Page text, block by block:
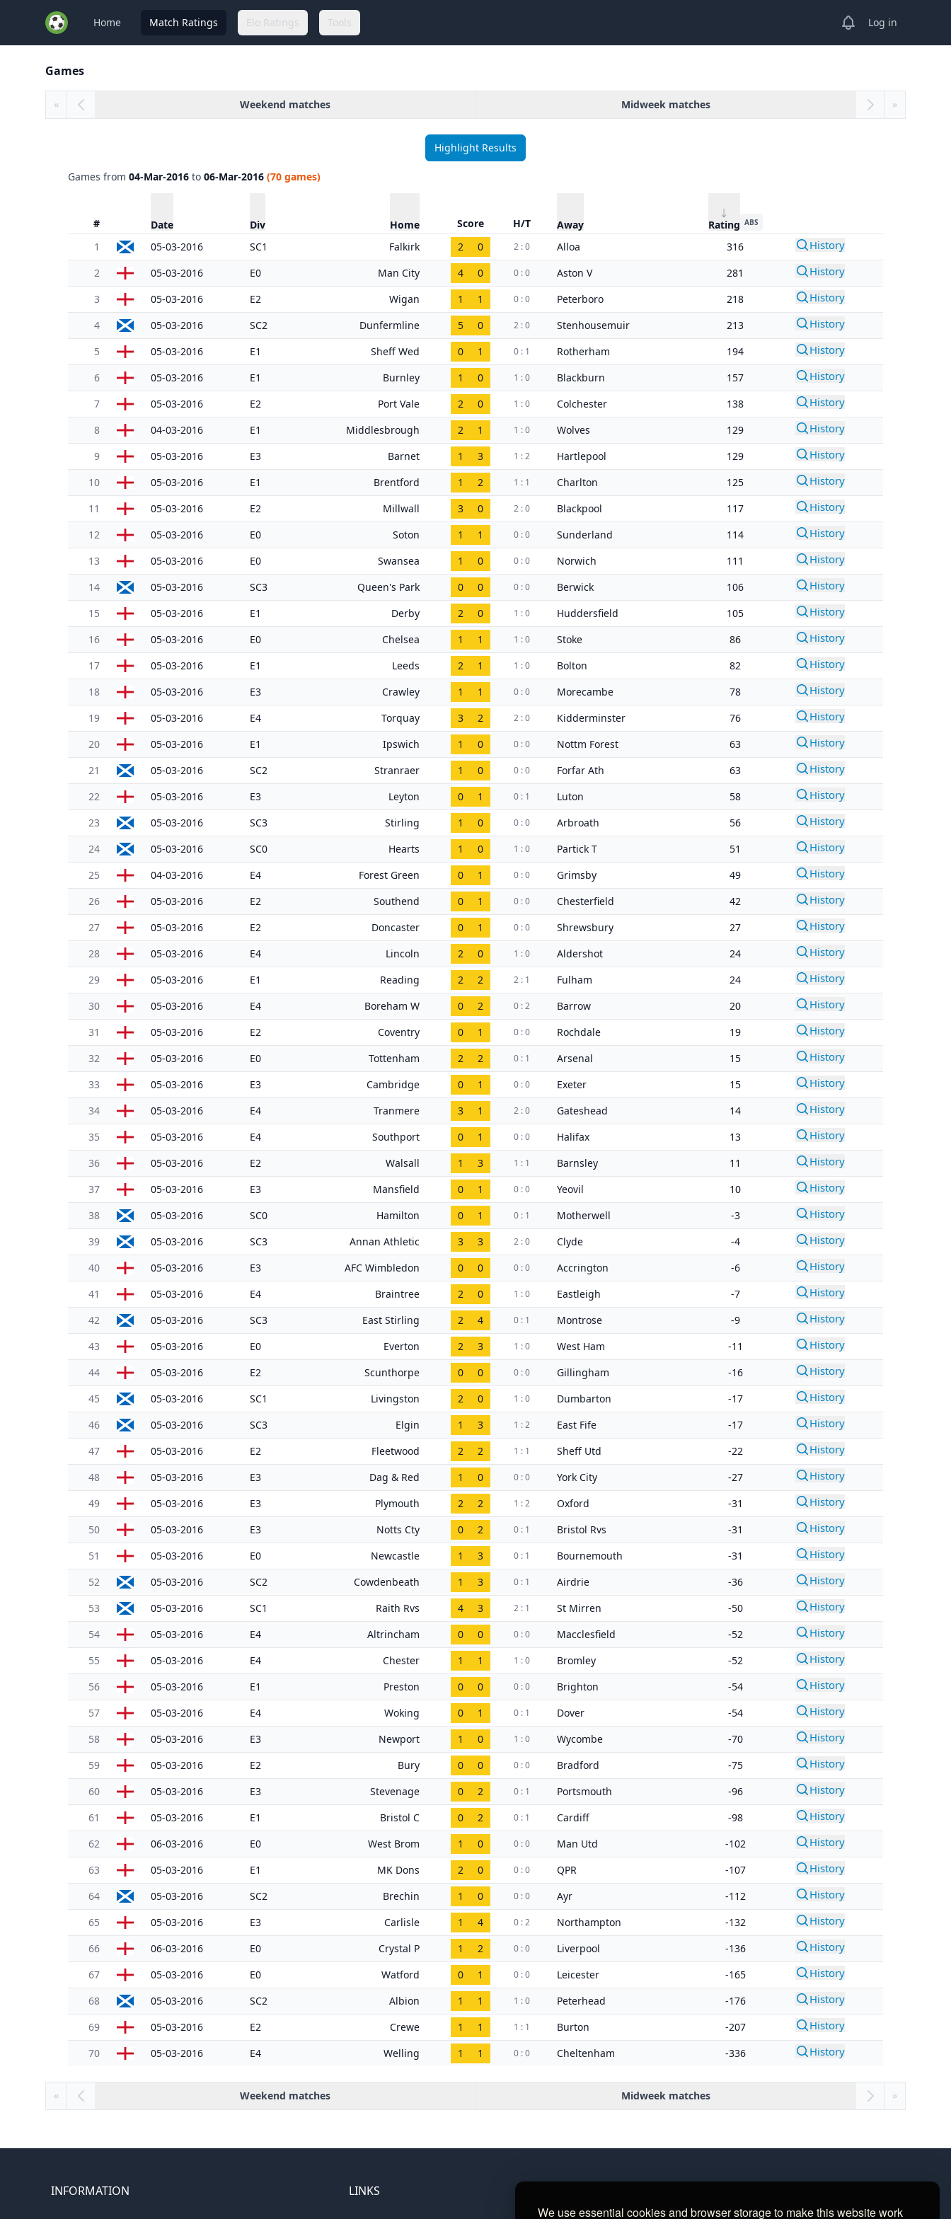
We use essential cookies and browser storage to make this website work
Home Match Ratings Elo Ratings Tools View notifications
Log in
Games
« Weekend matches Midweek matches »
Highlight Results
Games from 04-Mar-2016 to 06-Mar-2016 (70 games)
# Date Div Home Score H/T Away Rating ABS
1 05-03-2016 SC1 Falkirk 2 0 2 : 0 Alloa 316 History
2 05-03-2016 E0 Man City 4 0 0 : 0 Aston V 281 History
3 05-03-2016 E2 Wigan 1 1 0 : 0 Peterboro 218 History
4 05-03-2016 SC2 Dunfermline 5 0 2 : 0 Stenhousemuir 213 History
5 05-03-2016 E1 Sheff Wed 0 1 0 : 1 Rotherham 194 History
6 05-03-2016 E1 Burnley 1 0 1 : 0 Blackburn 157 History
7 05-03-2016 E2 Port Vale 2 0 1 : 0 Colchester 138 History
8 04-03-2016 E1 Middlesbrough 2 1 1 : 0 Wolves 129 History
9 05-03-2016 E3 Barnet 1 3 1 : 2 Hartlepool 129 History
10 05-03-2016 E1 Brentford 1 2 1 : 1 Charlton 125 History
11 05-03-2016 E2 Millwall 3 0 2 : 0 Blackpool 117 History
12 05-03-2016 E0 Soton 1 1 0 : 0 Sunderland 114 History
13 05-03-2016 E0 Swansea 1 0 0 : 0 Norwich 111 History
14 05-03-2016 SC3 Queen's Park 0 0 0 : 0 Berwick 106 History
15 05-03-2016 E1 Derby 2 0 1 : 0 Huddersfield 105 History
16 05-03-2016 E0 Chelsea 1 1 1 : 0 Stoke 86 History
17 05-03-2016 E1 Leeds 2 1 1 : 0 Bolton 82 History
18 05-03-2016 E3 Crawley 1 1 0 : 0 Morecambe 78 History
19 05-03-2016 E4 Torquay 3 2 2 : 0 Kidderminster 76 History
20 05-03-2016 E1 Ipswich 1 0 0 : 0 Nottm Forest 63 History
21 05-03-2016 SC2 Stranraer 1 0 0 : 0 Forfar Ath 63 History
22 05-03-2016 E3 Leyton 0 1 0 : 1 Luton 58 History
23 05-03-2016 SC3 Stirling 1 0 0 : 0 Arbroath 56 History
24 05-03-2016 SC0 Hearts 1 0 1 : 0 Partick T 51 History
25 04-03-2016 E4 Forest Green 0 1 0 : 0 Grimsby 49 History
26 05-03-2016 E2 Southend 0 1 0 : 0 Chesterfield 42 History
27 05-03-2016 E2 Doncaster 0 1 0 : 0 Shrewsbury 27 History
28 05-03-2016 E4 Lincoln 2 0 1 : 0 Aldershot 24 History
29 05-03-2016 E1 Reading 2 2 2 : 1 Fulham 24 History
30 05-03-2016 E4 Boreham W 0 2 0 : 2 Barrow 20 History
31 05-03-2016 E2 Coventry 0 1 0 : 0 Rochdale 19 History
32 05-03-2016 E0 Tottenham 2 2 0 : 1 Arsenal 15 History
33 05-03-2016 E3 Cambridge 0 1 0 : 0 Exeter 15 History
34 05-03-2016 E4 Tranmere 3 1 2 : 0 Gateshead 14 History
35 05-03-2016 E4 Southport 0 1 0 : 0 Halifax 13 History
36 05-03-2016 E2 Walsall 1 3 1 : 1 Barnsley 11 History
37 05-03-2016 E3 Mansfield 0 1 0 : 0 Yeovil 10 History
38 05-03-2016 SC0 Hamilton 0 1 0 : 1 Motherwell -3 History
39 05-03-2016 SC3 Annan Athletic 3 3 2 : 0 Clyde -4 History
40 05-03-2016 E3 AFC Wimbledon 0 0 0 : 0 Accrington -6 History
41 05-03-2016 E4 Braintree 2 0 1 : 0 Eastleigh -7 History
42 05-03-2016 SC3 East Stirling 2 4 0 : 1 Montrose -9 History
43 05-03-2016 E0 Everton 2 3 1 : 0 West Ham -11 History
44 05-03-2016 E2 Scunthorpe 0 0 0 : 0 Gillingham -16 History
45 05-03-2016 SC1 Livingston 2 0 1 : 0 Dumbarton -17 History
46 05-03-2016 SC3 Elgin 1 3 1 : 2 East Fife -17 History
47 05-03-2016 E2 Fleetwood 2 2 1 : 1 Sheff Utd -22 History
48 05-03-2016 E3 Dag & Red 1 0 0 : 0 York City -27 History
49 05-03-2016 E3 Plymouth 2 2 1 : 2 Oxford -31 History
50 05-03-2016 E3 Notts Cty 0 2 0 : 1 Bristol Rvs -31 History
51 05-03-2016 E0 Newcastle 1 3 0 : 1 Bournemouth -31 History
52 05-03-2016 SC2 Cowdenbeath 1 3 0 : 1 Airdrie -36 History
53 05-03-2016 SC1 Raith Rvs 4 3 2 : 1 St Mirren -50 History
54 05-03-2016 E4 Altrincham 0 0 0 : 0 Macclesfield -52 History
55 05-03-2016 E4 Chester 1 1 1 : 0 Bromley -52 History
56 05-03-2016 E1 Preston 0 0 0 : 0 Brighton -54 History
57 05-03-2016 E4 Woking 0 1 0 : 1 Dover -54 History
58 05-03-2016 E3 Newport 1 0 1 : 0 Wycombe -70 History
59 05-03-2016 E2 Bury 0 0 0 : 0 Bradford -75 History
60 05-03-2016 E3 Stevenage 0 2 0 : 1 Portsmouth -96 History
61 05-03-2016 E1 Bristol C 0 2 0 : 1 Cardiff -98 History
62 06-03-2016 E0 West Brom 1 0 0 : 0 Man Utd -102 History
63 05-03-2016 E1 MK Dons 2 0 0 : 0 QPR -107 History
64 05-03-2016 SC2 Brechin 1 0 0 : 0 Ayr -112 History
65 05-03-2016 E3 Carlisle 1 4 0 : 2 Northampton -132 History
66 06-03-2016 E0 Crystal P 1 2 0 : 0 Liverpool -136 History
67 05-03-2016 E0 Watford 0 1 0 : 0 Leicester -165 History
68 05-03-2016 SC2 Albion 1 1 1 : 0 Peterhead -176 History
69 05-03-2016 E2 Crewe 1 1 1 : 1 Burton -207 History
70 05-03-2016 E4 Welling 1 1 0 : 0 Cheltenham -336 History
« Weekend matches Midweek matches »
INFORMATION LINKS